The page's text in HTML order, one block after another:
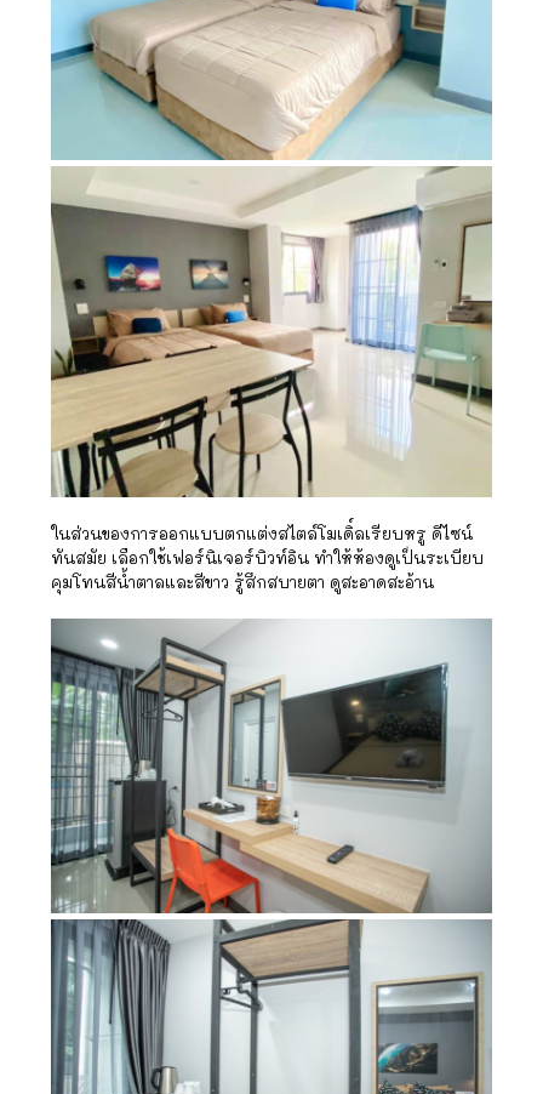
ในส่วนของการออกแบบตกแต่งสไตล์โมเดิ์ลเรียบหรู ดีไซน์
ทันสมัย เลือกใช้เฟอร์นิเจอร์บิวท์อิน ทำให้ห้องดูเป็นระเบียบ
คุมโทนสีน้ำตาลและสีขาว รู้สึกสบายตา ดูสะอาดสะอ้าน